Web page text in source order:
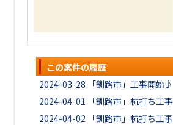
この案件の履歴
2024-03-28
「釧路市」工事開始♪
2024-04-01
「釧路市」杭打ち工事
2024-04-02
「釧路市」杭打ち工事